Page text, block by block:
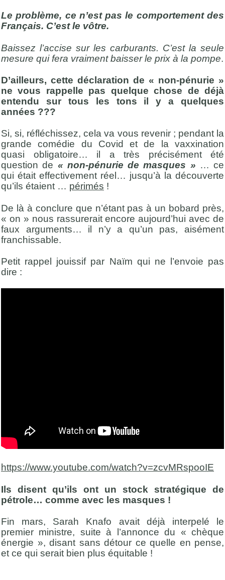
Le problème, ce n’est pas le comportement des
Français. C’est le vôtre.
Baissez l’accise sur les carburants. C’est la seule
mesure qui fera vraiment baisser le prix à la pompe.
D’ailleurs, cette déclaration de « non-pénurie »
ne vous rappelle pas quelque chose de déjà
entendu sur tous les tons il y a quelques
années ???
Si, si, réfléchissez, cela va vous revenir ; pendant la
grande comédie du Covid et de la vaxxination
quasi obligatoire… il a très précisément été
question de « non-pénurie de masques » … ce
qui était effectivement réel… jusqu’à la découverte
qu’ils étaient … périmés !
De là à conclure que n’étant pas à un bobard près,
« on » nous rassurerait encore aujourd’hui avec de
faux arguments… il n’y a qu’un pas, aisément
franchissable.
Petit rappel jouissif par Naïm qui ne l’envoie pas
dire :
https://www.youtube.com/watch?v=zcvMRspooIE
Ils disent qu’ils ont un stock stratégique de
pétrole… comme avec les masques !
Fin mars, Sarah Knafo avait déjà interpelé le
premier ministre, suite à l’annonce du « chèque
énergie », disant sans détour ce quelle en pense,
et ce qui serait bien plus équitable !